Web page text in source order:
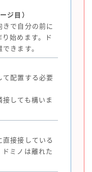
ジ目）
きで自分の前に
始めます。ド
きます。
て配置する必要
しても構いま
直接接している
ミノは離れた